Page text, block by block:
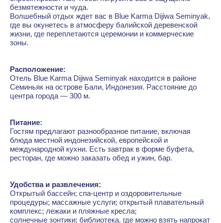
безмятежности и чуда.
Волшебный отдых ждет вас в Blue Karma Dijiwa Seminyak,
где вы окунетесь в атмосферу балийской деревенской
жизни, где переплетаются церемонии и коммерческие
зоны.
Расположение:
Отель Blue Karma Dijiwa Seminyak находится в районе
Семиньяк на острове Бали, Индонезия. Расстояние до
центра города — 300 м.
Питание:
Гостям предлагают разнообразное питание, включая
блюда местной индонезийской, европейской и
международной кухни. Есть завтрак в форме буфета,
ресторан, где можно заказать обед и ужин, бар.
Удобства и развлечения:
Открытый бассейн; спа-центр и оздоровительные
процедуры; массажные услуги; открытый плавательный
комплекс; лежаки и пляжные кресла;
солнечные зонтики; библиотека, где можно взять напрокат